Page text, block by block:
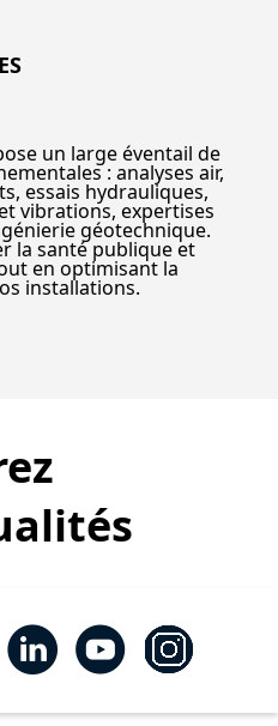
un large éventail de
: analyses air,
essais hydrauliques,
vibrations, expertises
géotechnique.
la santé publique et
en optimisant la
installations.